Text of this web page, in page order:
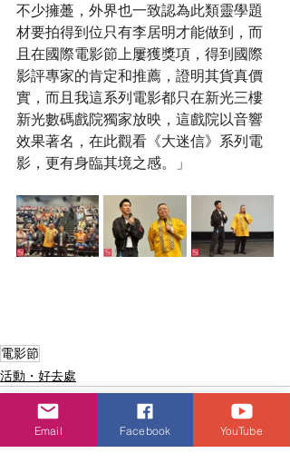
不少擁躉，外界也一致認為此類靈學題
材要拍得到位只有李居明才能做到，而
且在國際電影節上屢獲獎項，得到國際
影評專家的肯定和推薦，證明其貨真價
實，而且我這系列電影都只在新光三樓
新光數碼戲院獨家放映，這戲院以音響
效果著名，在此觀看《大迷信》系列電
影，更有身臨其境之感。」
電影節
活動・好去處
Email Facebook YouTube